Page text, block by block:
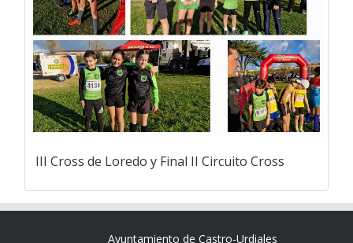
III Cross de Loredo y Final II Circuito Cross
Ayuntamiento de Castro-Urdiales